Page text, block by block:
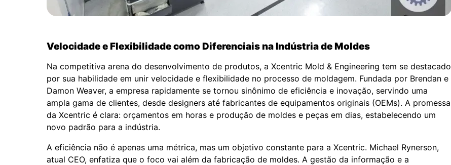
Velocidade e Flexibilidade como Diferenciais na Indústria de Moldes
Na competitiva arena do desenvolvimento de produtos, a Xcentric Mold & Engineering tem se destacado
por sua habilidade em unir velocidade e flexibilidade no processo de moldagem. Fundada por Brendan e
Damon Weaver, a empresa rapidamente se tornou sinônimo de eficiência e inovação, servindo uma
ampla gama de clientes, desde designers até fabricantes de equipamentos originais (OEMs). A promessa
da Xcentric é clara: orçamentos em horas e produção de moldes e peças em dias, estabelecendo um
novo padrão para a indústria.
A eficiência não é apenas uma métrica, mas um objetivo constante para a Xcentric. Michael Rynerson,
atual CEO, enfatiza que o foco vai além da fabricação de moldes. A gestão da informação e a